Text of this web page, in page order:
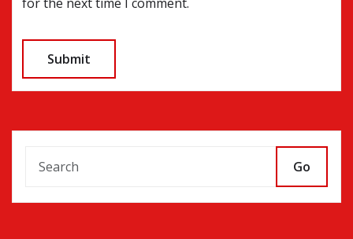
for the next time I comment.
Go